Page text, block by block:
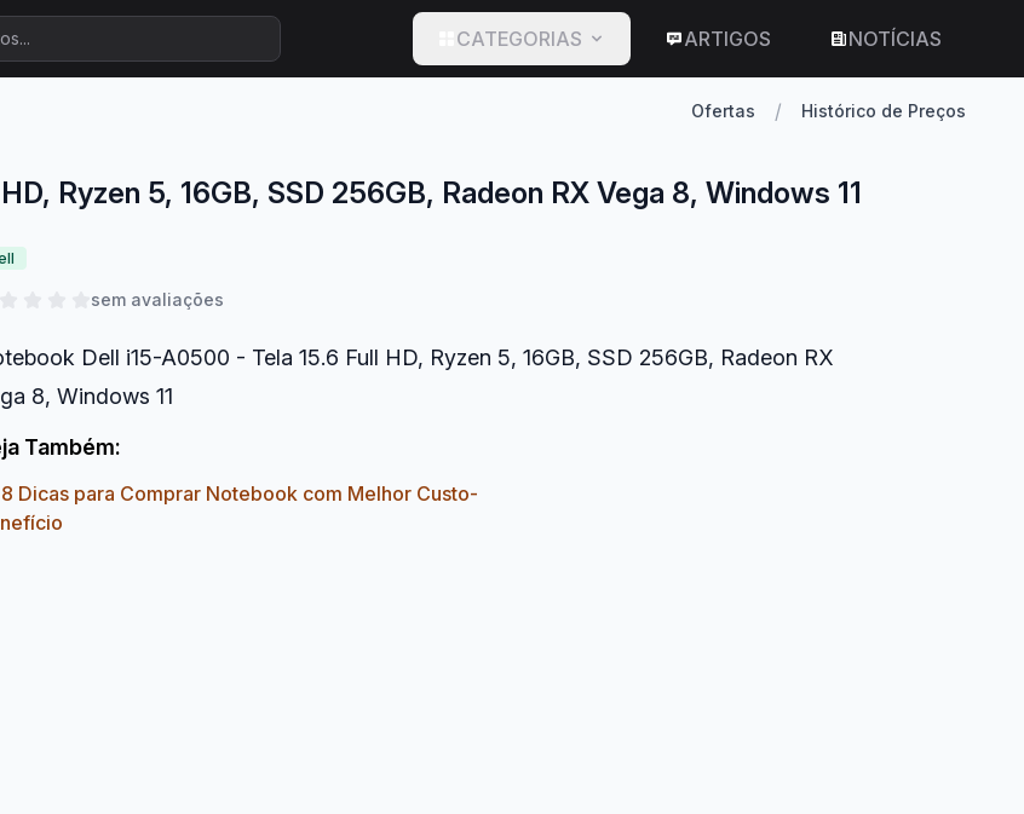
CATEGORIAS ARTIGOS NOTÍCIAS
Ofertas / Histórico de Preços
Ryzen 5, 16GB, SSD 256GB, Radeon RX Vega 8, Windows 11
sem avaliações
Dell i15-A0500 - Tela 15.6 Full HD, Ryzen 5, 16GB, SSD 256GB, Radeon RX
8, Windows 11
Também:
8 Dicas para Comprar Notebook com Melhor Custo-